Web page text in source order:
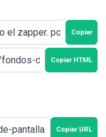
Copiar
Copiar HTML
Copiar URL